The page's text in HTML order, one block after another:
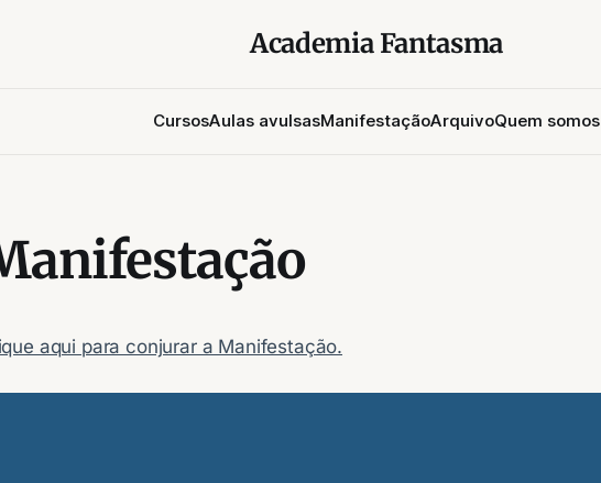
Academia Fantasma
CursosAulas avulsasManifestaçãoArquivoQuem somos
aqui para conjurar a Manifestação.